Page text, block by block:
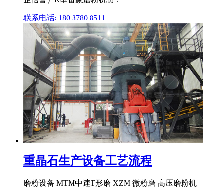
联系电话: 180 3780 8511
重晶石生产设备工艺流程
磨粉设备 MTM中速T形磨 XZM 微粉磨 高压磨粉机